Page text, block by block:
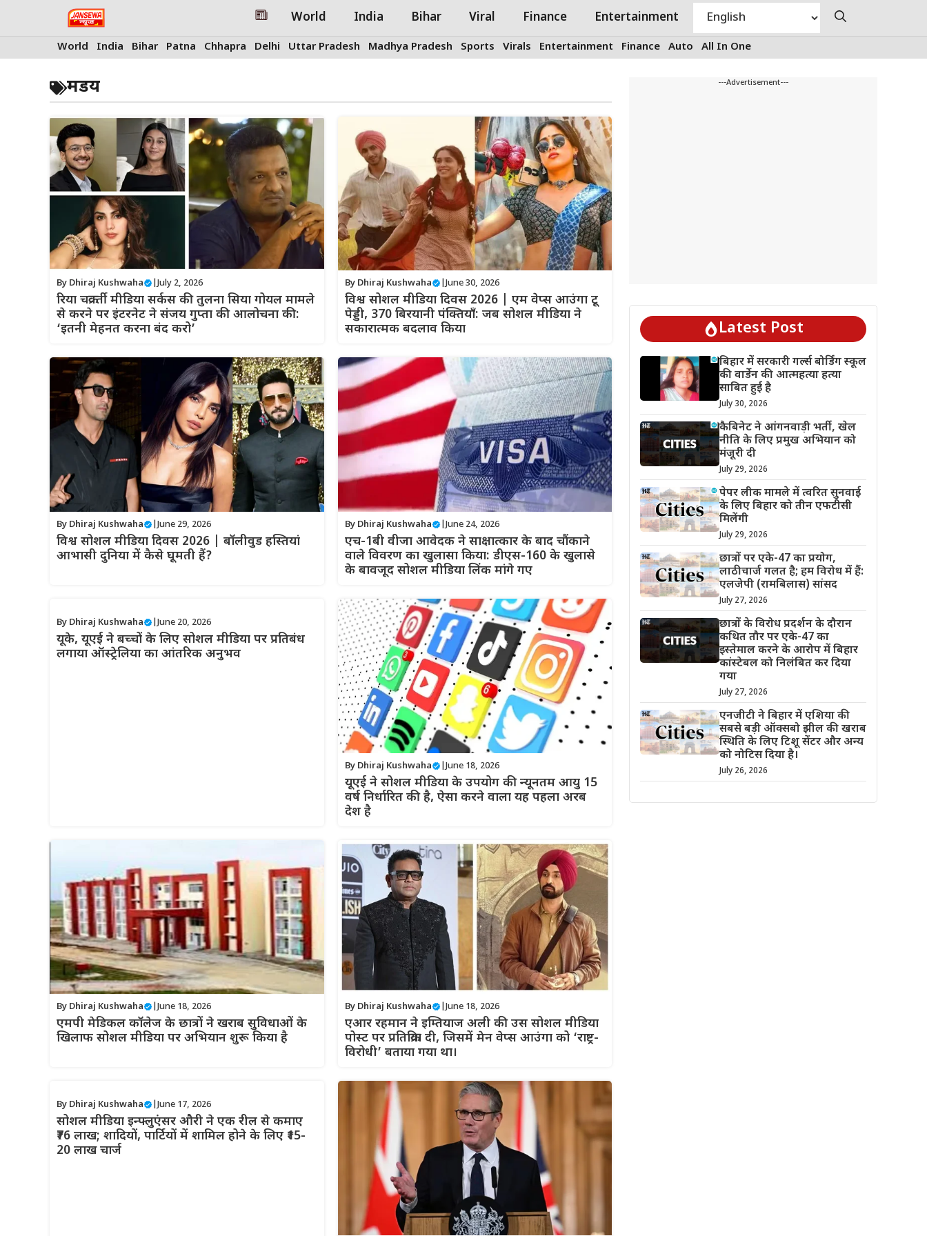
World India Bihar Viral Finance Entertainment
World India Bihar Patna Chhapra Delhi Uttar Pradesh Madhya Pradesh Sports Virals Entertainment Finance Auto All In One
मडय
By Dhiraj Kushwaha July 2, 2026
रिया चक्रवर्ती मीडिया सर्कस की तुलना सिया गोयल मामले
से करने पर इंटरनेट ने संजय गुप्ता की आलोचना की:
‘इतनी मेहनत करना बंद करो’
By Dhiraj Kushwaha | June 30, 2026
विश्व सोशल मीडिया दिवस 2026 | एम वेप्स आउंगा टू
पेड्डी, 370 बिरयानी पंक्तियाँ: जब सोशल मीडिया ने
सकारात्मक बदलाव किया
By Dhiraj Kushwaha June 29, 2026
विश्व सोशल मीडिया दिवस 2026 | बॉलीवुड हस्तियां
आभासी दुनिया में कैसे घूमती हैं?
By Dhiraj Kushwaha | June 24, 2026
एच-1बी वीजा आवेदक ने साक्षात्कार के बाद चौंकाने
वाले विवरण का खुलासा किया: डीएस-160 के खुलासे
के बावजूद सोशल मीडिया लिंक मांगे गए
By Dhiraj Kushwaha June 20, 2026
यूके, यूएई ने बच्चों के लिए सोशल मीडिया पर प्रतिबंध
लगाया ऑस्ट्रेलिया का आंतरिक अनुभव
By Dhiraj Kushwaha | June 18, 2026
यूएई ने सोशल मीडिया के उपयोग की न्यूनतम आयु 15
वर्ष निर्धारित की है, ऐसा करने वाला यह पहला अरब
देश है
By Dhiraj Kushwaha June 18, 2026
एमपी मेडिकल कॉलेज के छात्रों ने खराब सुविधाओं के
खिलाफ सोशल मीडिया पर अभियान शुरू किया है
By Dhiraj Kushwaha | June 18, 2026
एआर रहमान ने इम्तियाज अली की उस सोशल मीडिया
पोस्ट पर प्रतिक्रिया दी, जिसमें मेन वेप्स आउंगा को ‘राष्ट्र-
विरोधी’ बताया गया था।
By Dhiraj Kushwaha June 17, 2026
सोशल मीडिया इन्फ्लुएंसर औरी ने एक रील से कमाए
₹76 लाख; शादियों, पार्टियों में शामिल होने के लिए ₹15-
20 लाख चार्ज
---Advertisement---
Latest Post
बिहार में सरकारी गर्ल्स बोर्डिंग स्कूल
की वार्डेन की आत्महत्या हत्या
साबित हुई है
July 30, 2026
कैबिनेट ने आंगनवाड़ी भर्ती, खेल
नीति के लिए प्रमुख अभियान को
मंजूरी दी
July 29, 2026
पेपर लीक मामले में त्वरित सुनवाई
के लिए बिहार को तीन एफटीसी
मिलेंगी
July 29, 2026
छात्रों पर एके-47 का प्रयोग,
लाठीचार्ज गलत है; हम विरोध में हैं:
एलजेपी (रामबिलास) सांसद
July 27, 2026
छात्रों के विरोध प्रदर्शन के दौरान
कथित तौर पर एके-47 का
इस्तेमाल करने के आरोप में बिहार
कांस्टेबल को निलंबित कर दिया
गया
July 27, 2026
एनजीटी ने बिहार में एशिया की
सबसे बड़ी ऑक्सबो झील की खराब
स्थिति के लिए टिशू सेंटर और अन्य
को नोटिस दिया है।
July 26, 2026